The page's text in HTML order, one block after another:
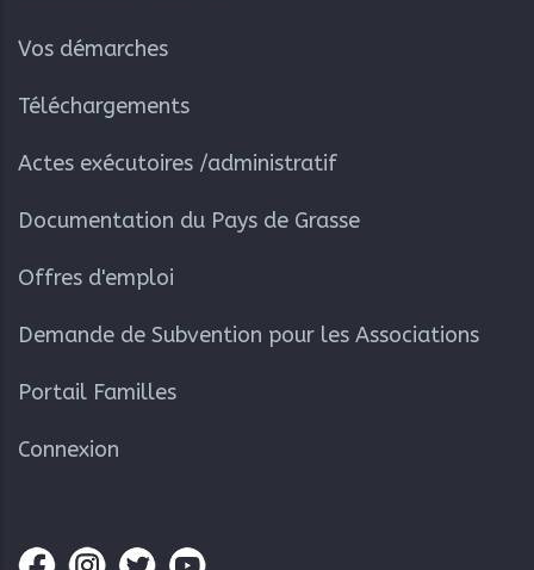
Vos démarches
Téléchargements
Actes exécutoires /administratif
Documentation du Pays de Grasse
Offres d'emploi
Demande de Subvention pour les Associations
Portail Familles
Connexion